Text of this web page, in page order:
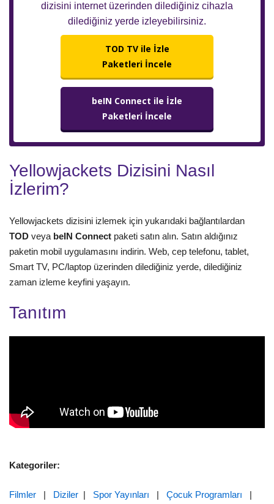
dizisini internet üzerinden dilediğiniz cihazla
dilediğiniz yerde izleyebilirsiniz.
TOD TV ile İzle
Paketleri İncele
beIN Connect ile İzle
Paketleri İncele
Yellowjackets Dizisini Nasıl
İzlerim?
Yellowjackets dizisini izlemek için yukarıdaki bağlantılardan
TOD veya beIN Connect paketi satın alın. Satın aldığınız
paketin mobil uygulamasını indirin. Web, cep telefonu, tablet,
Smart TV, PC/laptop üzerinden dilediğiniz yerde, dilediğiniz
zaman izleme keyfini yaşayın.
Tanıtım
Kategoriler:
Filmler | Diziler | Spor Yayınları | Çocuk Programları |